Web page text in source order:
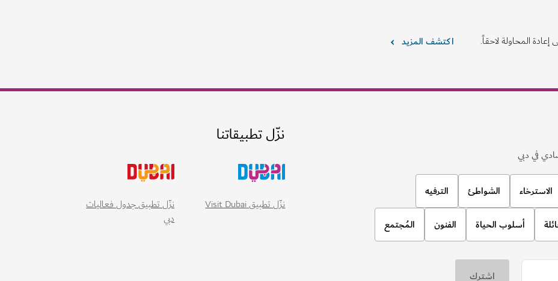
المحاولة لاحقاً. اكتشف المزيد
في دبي
الاسترخاء الشواطئ الترفيه
أسلوب الحياة الفنون المُجتمع
نزّل تطبيقاتنا
نزّل تطبيق Visit Dubai
نزّل تطبيق جدول فعاليات
دبي